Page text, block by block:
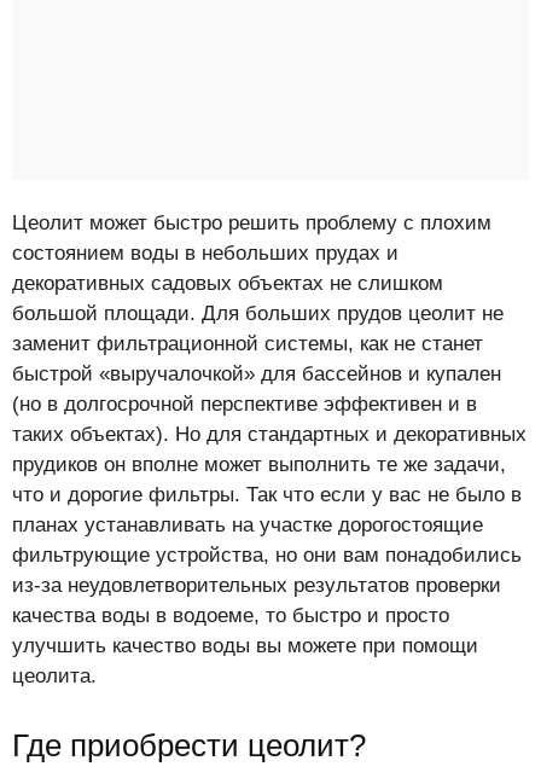
Цеолит может быстро решить проблему с плохим
состоянием воды в небольших прудах и
декоративных садовых объектах не слишком
большой площади. Для больших прудов цеолит не
заменит фильтрационной системы, как не станет
быстрой «выручалочкой» для бассейнов и купален
(но в долгосрочной перспективе эффективен и в
таких объектах). Но для стандартных и декоративных
прудиков он вполне может выполнить те же задачи,
что и дорогие фильтры. Так что если у вас не было в
планах устанавливать на участке дорогостоящие
фильтрующие устройства, но они вам понадобились
из-за неудовлетворительных результатов проверки
качества воды в водоеме, то быстро и просто
улучшить качество воды вы можете при помощи
цеолита.
Где приобрести цеолит?